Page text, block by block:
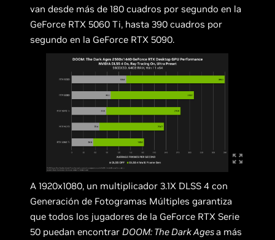
van desde más de 180 cuadros por segundo en la
GeForce RTX 5060 Ti, hasta 390 cuadros por
segundo en la GeForce RTX 5090.
A 1920x1080, un multiplicador 3.1X DLSS 4 con
Generación de Fotogramas Múltiples garantiza
que todos los jugadores de la GeForce RTX Serie
50 puedan encontrar DOOM: The Dark Agesa más